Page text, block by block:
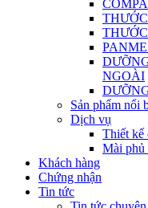
NGOÀI
Sản phẩm nổi
Dịch vụ
Thiết kế
Mài phủ
Khách hàng
Chứng nhận
Tin tức